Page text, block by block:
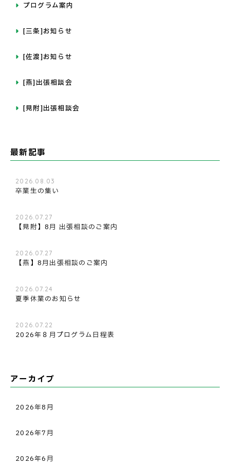
プログラム案内
[三条]お知らせ
[佐渡]お知らせ
[燕]出張相談会
[見附]出張相談会
最新記事
2026.08.03
卒業生の集い
2026.07.27
【見附】8月 出張相談のご案内
2026.07.27
【燕】8月出張相談のご案内
2026.07.24
夏季休業のお知らせ
2026.07.22
2026年８月プログラム日程表
アーカイブ
2026年8月
2026年7月
2026年6月